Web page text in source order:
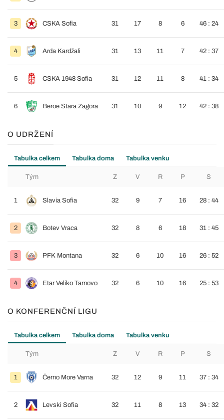
3 CSKA Sofia 31 17 8 6 46 : 24
4 Arda Kardžali 31 13 11 7 42 : 37
5 CSKA 1948 Sofia 31 12 11 8 41 : 34
6 Beroe Stara Zagora 31 10 9 12 42 : 38
O UDRŽENÍ
Tabulka celkem Tabulka doma Tabulka venku
Tým Z V R P S
1 Slavia Sofia 32 9 7 16 28 : 44
2 Botev Vraca 32 8 6 18 31 : 45
3 PFK Montana 32 6 10 16 26 : 52
4 Etar Veliko Tarnovo 32 6 10 16 25 : 53
O KONFERENČNÍ LIGU
Tabulka celkem Tabulka doma Tabulka venku
Tým Z V R P S
1 Černo More Varna 32 12 9 11 37 : 34
2 Levski Sofia 32 11 8 13 34 : 32